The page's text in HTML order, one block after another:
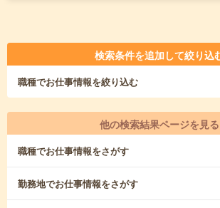
検索条件を追加して絞り込
職種でお仕事情報を絞り込む
他の検索結果ページを見る
職種でお仕事情報をさがす
勤務地でお仕事情報をさがす